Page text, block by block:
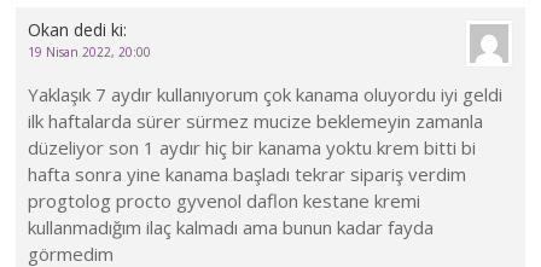
Okan dedi ki:
19 Nisan 2022, 20:00
Yaklaşık 7 aydır kullanıyorum çok kanama oluyordu iyi geldi
ilk haftalarda sürer sürmez mucize beklemeyin zamanla
düzeliyor son 1 aydır hiç bir kanama yoktu krem bitti bi
hafta sonra yine kanama başladı tekrar sipariş verdim
progtolog procto gyvenol daflon kestane kremi
kullanmadığım ilaç kalmadı ama bunun kadar fayda
görmedim